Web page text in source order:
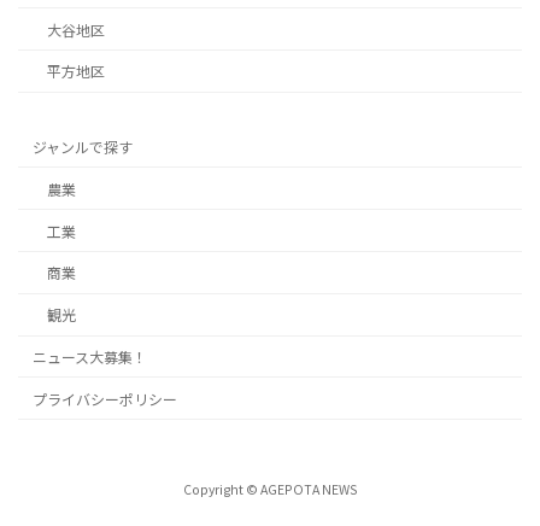
大谷地区
平方地区
ジャンルで探す
農業
工業
商業
観光
ニュース大募集！
プライバシーポリシー
Copyright © AGEPOTA NEWS